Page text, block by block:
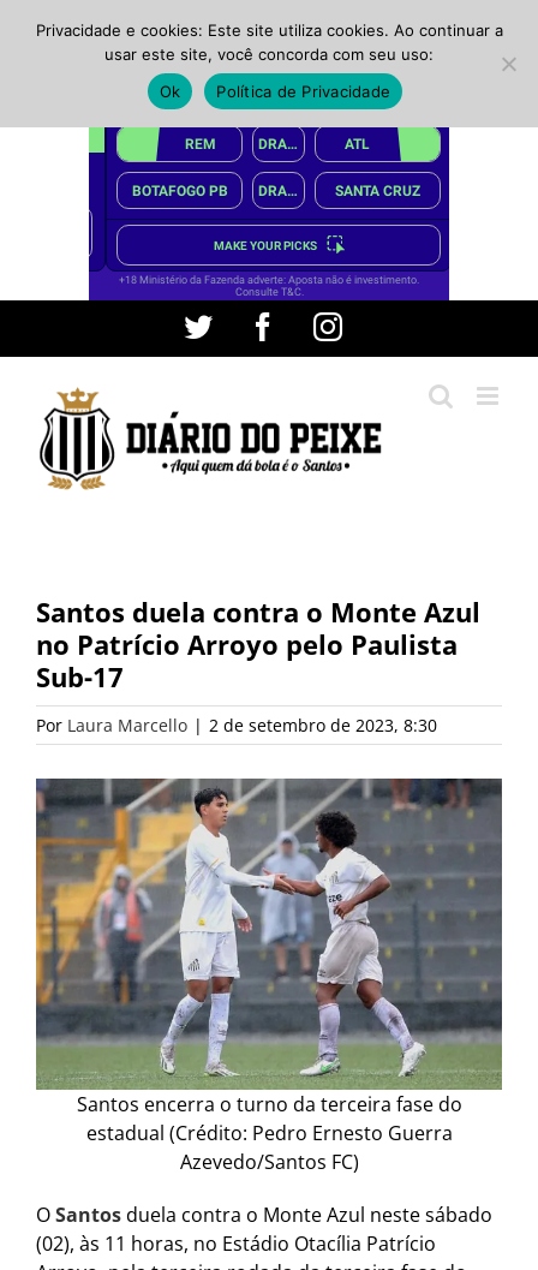
conteúdo
Twitter FacebookInstagram
Santos duela contra o Monte Azul
no Patrício Arroyo pelo Paulista
Sub-17
Por Laura Marcello | 2 de setembro de 2023, 8:30
Santos encerra o turno da terceira fase do
estadual (Crédito: Pedro Ernesto Guerra
Azevedo/Santos FC)
OSantosduela contra o Monte Azul neste sábado
(02), às 11 horas, no Estádio Otacília Patrício
Privacidade e cookies: Este site utiliza cookies. Ao continuar a
usar este site, você concorda com seu uso:
Ok
Política de Privacidade